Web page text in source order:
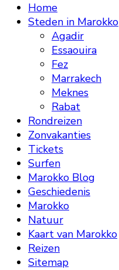
Home
Steden in Marokko
Agadir
Essaouira
Fez
Marrakech
Meknes
Rabat
Rondreizen
Zonvakanties
Tickets
Surfen
Marokko Blog
Geschiedenis
Marokko
Natuur
Kaart van Marokko
Reizen
Sitemap